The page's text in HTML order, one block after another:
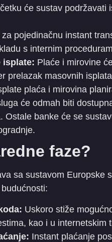
će sustav podržavati
za pojedinačnu instant
s internim
isplate: Plaće i mirovine
prelazak masovnih
plaća i mirovina
će odmah biti
Ostale banke će se
faze?
sa sustavom Europske
Uskoro stiže
kao i u internetskim
Instant plaćanje